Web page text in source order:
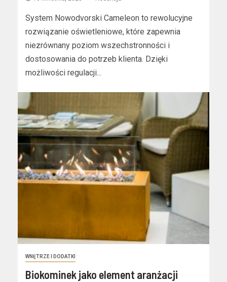
System Nowodvorski Cameleon to rewolucyjne
rozwiązanie oświetleniowe, które zapewnia
niezrównany poziom wszechstronności i
dostosowania do potrzeb klienta. Dzięki
możliwości regulacji...
WNĘTRZE I DODATKI
Biokominek jako element aranżacji